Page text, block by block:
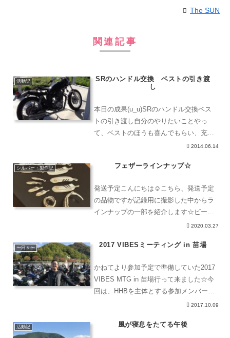
The SUN
関連記事
活動記
SRのハンドル交換 ベストの引き渡
し
本日の成果(u_u)SRのハンドル交換ベス
トの引き渡し自分のやりたいことやっ
て、ベストのほうも喜んでもらい、充実
2014.06.14
シルバー・製作記 フェザーラインナップ☆
発送予定こんにちは☺︎こちら、発送予定
の品物ですが記録用に撮影した中からラ
インナップの一部を紹介します☆ビーズ
まず、左にございますは無垢ビーズ球
穴径 2mmフェザー続いて上段左は、銀
2020.03.27
〜日々〜 2017 VIBESミーティング in 苗場
かねてより参加予定で準備していた2017
VIBES MTG in 苗場行って来ました☆今
回は、HHBを主体とする参加メンバーと
共に出発?途中、休憩がてら田子倉ダム
ー場に到着(*^^*)相変わらず凄い台数
2017.10.09
活動記 風が寝息をたてる午後